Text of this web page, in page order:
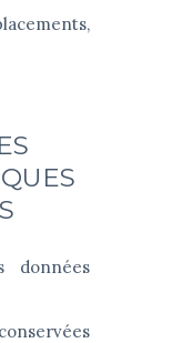
données